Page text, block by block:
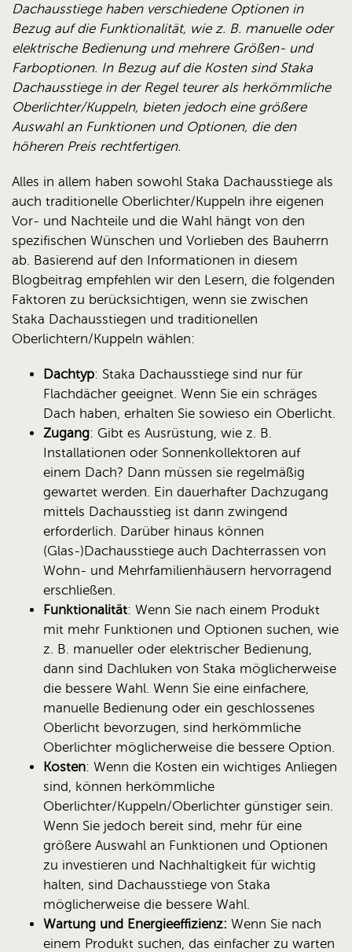
Dachausstiege haben verschiedene Optionen in
Bezug auf die Funktionalität, wie z. B. manuelle oder
elektrische Bedienung und mehrere Größen- und
Farboptionen. In Bezug auf die Kosten sind Staka
Dachausstiege in der Regel teurer als herkömmliche
Oberlichter/Kuppeln, bieten jedoch eine größere
Auswahl an Funktionen und Optionen, die den
höheren Preis rechtfertigen.
Alles in allem haben sowohl Staka Dachausstiege als
auch traditionelle Oberlichter/Kuppeln ihre eigenen
Vor- und Nachteile und die Wahl hängt von den
spezifischen Wünschen und Vorlieben des Bauherrn
ab. Basierend auf den Informationen in diesem
Blogbeitrag empfehlen wir den Lesern, die folgenden
Faktoren zu berücksichtigen, wenn sie zwischen
Staka Dachausstiegen und traditionellen
Oberlichtern/Kuppeln wählen:
Dachtyp: Staka Dachausstiege sind nur für
Flachdächer geeignet. Wenn Sie ein schräges
Dach haben, erhalten Sie sowieso ein Oberlicht.
Zugang: Gibt es Ausrüstung, wie z. B.
Installationen oder Sonnenkollektoren auf
einem Dach? Dann müssen sie regelmäßig
gewartet werden. Ein dauerhafter Dachzugang
mittels Dachausstieg ist dann zwingend
erforderlich. Darüber hinaus können
(Glas-)Dachausstiege auch Dachterrassen von
Wohn- und Mehrfamilienhäusern hervorragend
erschließen.
Funktionalität: Wenn Sie nach einem Produkt
mit mehr Funktionen und Optionen suchen, wie
z. B. manueller oder elektrischer Bedienung,
dann sind Dachluken von Staka möglicherweise
die bessere Wahl. Wenn Sie eine einfachere,
manuelle Bedienung oder ein geschlossenes
Oberlicht bevorzugen, sind herkömmliche
Oberlichter möglicherweise die bessere Option.
Kosten: Wenn die Kosten ein wichtiges Anliegen
sind, können herkömmliche
Oberlichter/Kuppeln/Oberlichter günstiger sein.
Wenn Sie jedoch bereit sind, mehr für eine
größere Auswahl an Funktionen und Optionen
zu investieren und Nachhaltigkeit für wichtig
halten, sind Dachausstiege von Staka
möglicherweise die bessere Wahl.
Wartung und Energieeffizienz: Wenn Sie nach
einem Produkt suchen, das einfacher zu warten